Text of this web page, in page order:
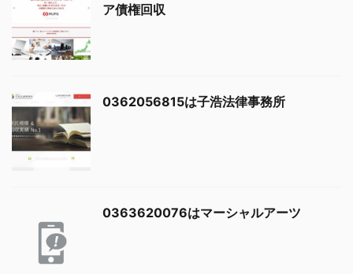
ア債権回収
0362056815は子浩法律事務所
0363620076はマーシャルアーツ